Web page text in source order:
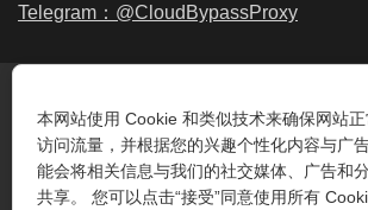
Telegram：@CloudBypassProxy
代理服务
品质、永不过期的动态代理IP池流量包，
起。我们的IP资源包括超过3.5亿的动态
覆盖全球200多个国家。支持HTTP代理IP
本网站使用 Cookie 和类似技术来确保网站
访问流量，并根据您的兴趣个性化内容与广
能会将相关信息与我们的社交媒体、广告和
共享。 您可以点击“接受”同意使用所有